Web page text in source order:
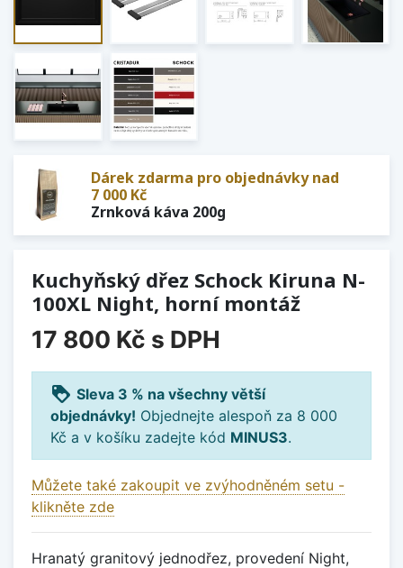
Dárek zdarma pro objednávky nad
7 000 Kč
Zrnková káva 200g
Kuchyňský dřez Schock Kiruna N-
100XL Night, horní montáž
17 800 Kč s DPH
loyalty Sleva 3 % na všechny větší
objednávky! Objednejte alespoň za 8 000
Kč a v košíku zadejte kód MINUS3.
Můžete také zakoupit ve zvýhodněném setu -
klikněte zde
Hranatý granitový jednodřez, provedení Night,